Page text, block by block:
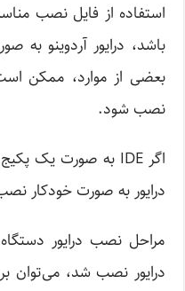
باشد، درایور آردوینو
بعضی از موارد، ممکن
نصب شود.
درایور به صورت خودکار
مراحل نصب درایور